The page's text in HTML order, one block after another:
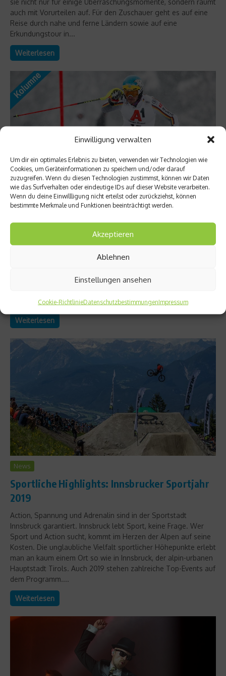
Einwilligung verwalten
Um dir ein optimales Erlebnis zu bieten, verwenden wir Technologien wie
Cookies, um Geräteinformationen zu speichern und/oder darauf
zuzugreifen. Wenn du diesen Technologien zustimmst, können wir Daten
wie das Surfverhalten oder eindeutige IDs auf dieser Website verarbeiten.
Wenn du deine Einwillligung nicht erteilst oder zurückziehst, können
bestimmte Merkmale und Funktionen beeinträchtigt werden.
Akzeptieren
Ablehnen
Einstellungen ansehen
Cookie-RichtlinieDatenschutzbestimmungenImpressum
sie nicht nur für einige Überraschungsmomente, sondern räumt
auch mit Vorurteilen auf. Für den Zuschauer geht es auf eine
Reise durch nahe und ferne Ländern sowie auf eine
Erkundungstour in...
Weiterlesen
Kolumne
Morgen beginnt die Skiweltmeisterschaft in Are, in dem
schwedischen Ort, in dem ich meine Karriere mit den besten
hoffe, dass das deutsche Team auch mit guten Gefühlen
Slalom-Tor durchfahren ist....
Weiterlesen
News
Sportliche Highlights: Innsbrucker Sportjahr
2019
Action, Spannung und Adrenalin sind in der Sportstadt
Innsbruck garantiert. Innsbruck lebt Sport, keine Frage. Wer
Sport und Action sucht, kommt im Herzen der Alpen auf seine
Kosten. Die unglaubliche Vielfalt sportlicher Höhepunkte erlebt
man an kaum einem Ort so wie in Innsbruck, der alpin-urbanen
Hauptstadt Tirols. Auch 2019 stehen zahlreiche Top-Events auf
dem Programm....
Weiterlesen